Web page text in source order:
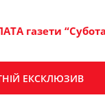
газети
ЕКСКЛЮЗИВ